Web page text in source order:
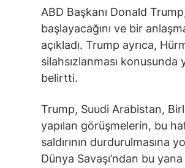
ABD Başkanı Donald
başlayacağını ve bir
açıkladı. Trump ayrıca,
silahsızlanması
belirtti.
Trump, Suudi Arabistan,
yapılan görüşmelerin, bu
saldırının durdurulmasına
Dünya Savaşı’ndan bu